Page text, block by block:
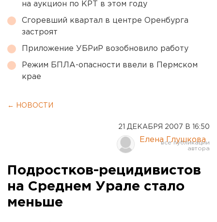
на аукцион по КРТ в этом году
Сгоревший квартал в центре Оренбурга
застроят
Приложение УБРиР возобновило работу
Режим БПЛА-опасности ввели в Пермском
крае
← НОВОСТИ
21 ДЕКАБРЯ 2007 В 16:50
Елена Глушкова
Подростков-рецидивистов
на Среднем Урале стало
меньше